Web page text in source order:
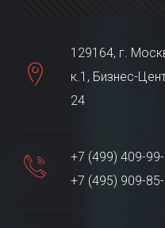
129164, г.
к.1, Бизнес-
24
+7 (499) 409-
+7 (495) 909-